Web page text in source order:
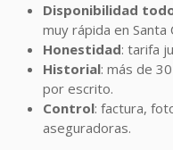
Disponibilidad
muy rápida en Santa
Honestidad: tarifa
Historial: más de
por escrito.
Control: factura,
aseguradoras.